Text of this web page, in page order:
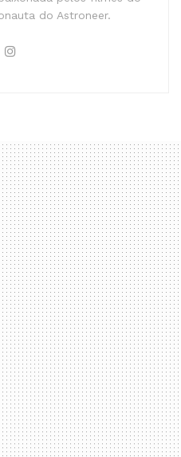
do Astroneer.